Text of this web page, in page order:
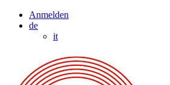
Anmelden
de
it